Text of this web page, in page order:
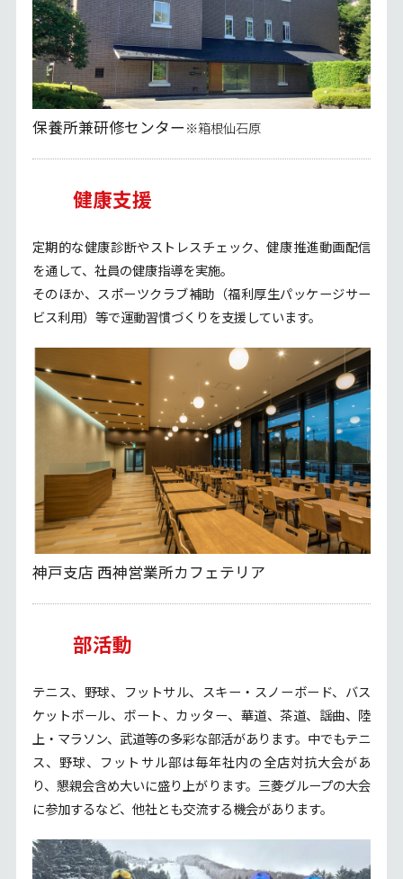
保養所兼研修センター※箱根仙石原
健康支援
定期的な健康診断やストレスチェック、健康推進動画配信
を通して、社員の健康指導を実施。
そのほか、スポーツクラブ補助（福利厚生パッケージサー
ビス利用）等で運動習慣づくりを支援しています。
神戸支店 西神営業所カフェテリア
部活動
テニス、野球、フットサル、スキー・スノーボード、バス
ケットボール、ボート、カッター、華道、茶道、謡曲、陸
上・マラソン、武道等の多彩な部活があります。中でもテニ
ス、野球、フットサル部は毎年社内の全店対抗大会があ
り、懇親会含め大いに盛り上がります。三菱グループの大会
に参加するなど、他社とも交流する機会があります。